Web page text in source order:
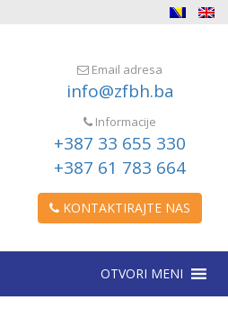
Email adresa
info@zfbh.ba
Informacije
+387 33 655 330
+387 61 783 664
KONTAKTIRAJTE NAS
OTVORI MENI